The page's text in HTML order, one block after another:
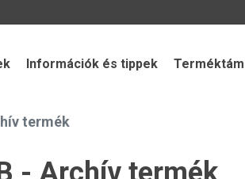
Információk és tippek
termék